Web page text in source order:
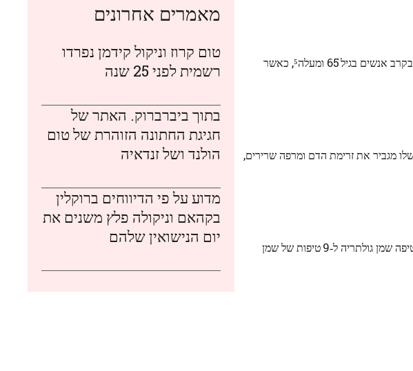
ארתרוזה היא המחלה המפרקית השכיחה ביותר בצרפת, וכ‑10 מיליון צרפתים סובלים ממנה⁴. היא מופיעה בעיקר בקרב אנשים בגיל 65 ומעלה⁵, כאשר
מגביר את זרימת הדם ומרפה שרירים,
להימנע מגירוי עור, יש לדלל את שמן הגולתריה בשמן בסיס בשיעור מקסימלי של 50 % בהכנה⁸. מומלץ יחס של 1 טיפה שמן גולתריה ל‑9 טיפות של שמן
מאמרים אחרונים
טום קרוז וניקול קידמן נפרדו
רשמית לפני 25 שנה
בתוך ביברברוק. האתר של
חגיגת החתונה הזוהרת של טום
הולנד ושל זנדאיה
מדוע על פי הדיווחים ברוקלין
בקהאם וניקולה פלץ משנים את
יום הנישואין שלהם